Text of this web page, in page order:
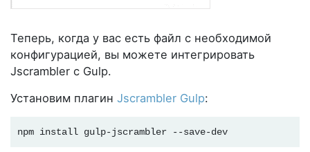
Теперь, когда у вас есть файл с необходимой
конфигурацией, вы можете интегрировать
Jscrambler с Gulp.
Установим плагин Jscrambler Gulp:
npm install gulp-jscrambler --save-dev